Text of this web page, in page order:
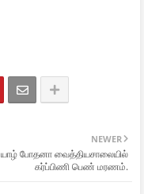
NEWER
யாழ் போதனா வைத்தியசாலையில்
கர்ப்பிணி பெண் மரணம்.